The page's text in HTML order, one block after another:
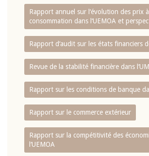
Rapport annuel sur l‘évolution des prix
consommation dans l‘UEMOA et
Rapport d‘audit sur les états financiers
Revue de la stabilité financière dans
Rapport sur les conditions de banque
Rapport sur le commerce extérieur
Rapport sur la compétitivité des
l‘UEMOA